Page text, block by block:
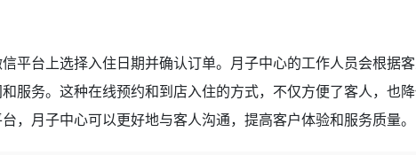
平台上选择入住日期并确认订单。月子中心的工作人员会根据
服务。这种在线预约和到店入住的方式，不仅方便了客人，也
，月子中心可以更好地与客人沟通，提高客户体验和服务质量。